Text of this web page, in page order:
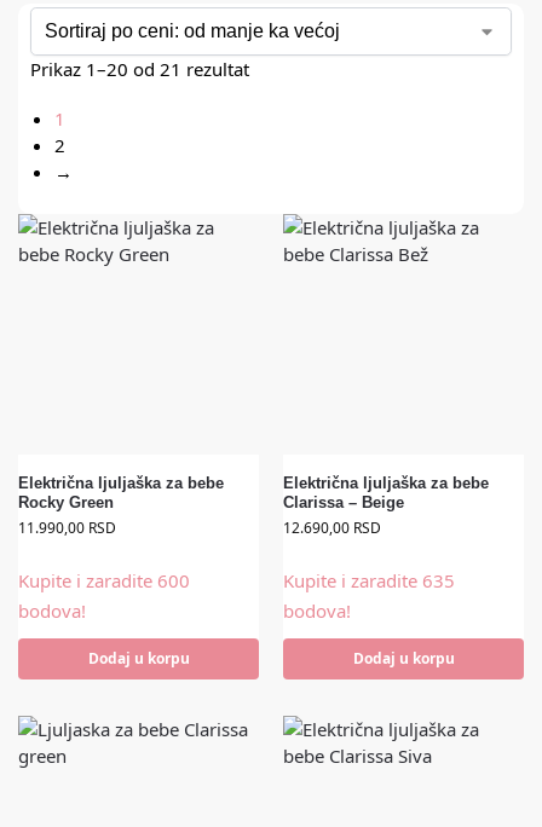
Prikaz 1–20 od 21 rezultat
1
2
→
Električna ljuljaška za bebe
Rocky Green
11.990,00 RSD
Kupite i zaradite 600
bodova!
Dodaj u korpu
Električna ljuljaška za bebe
Clarissa – Beige
12.690,00 RSD
Kupite i zaradite 635
bodova!
Dodaj u korpu